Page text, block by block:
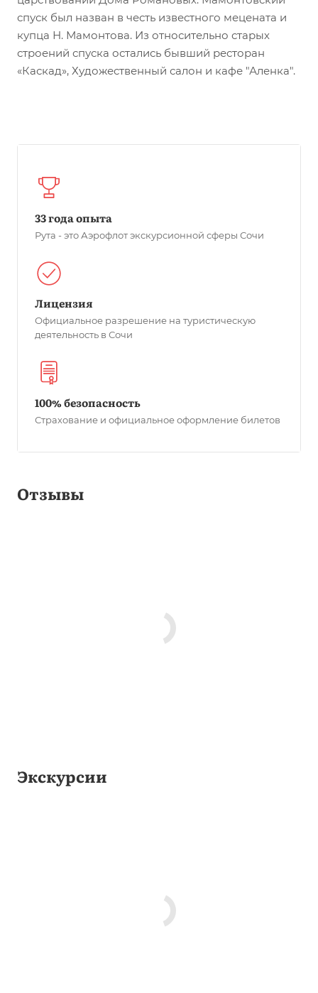
спуск был назван в честь известного мецената и
купца Н. Мамонтова. Из относительно старых
строений спуска остались бывший ресторан
«Каскад», Художественный салон и кафе "Аленка".
33 года опыта
Рута - это Аэрофлот экскурсионной сферы Сочи
Лицензия
Официальное разрешение на туристическую
деятельность в Сочи
100% безопасность
Страхование и официальное оформление билетов
Отзывы
Экскурсии